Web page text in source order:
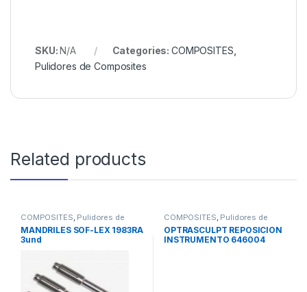
SKU:N/A Categories: COMPOSITES
Pulidores de Composites
Related products
COMPOSITES Pulidores de
MANDRILES SOF-LEX 1983RA
3und
COMPOSITES Pulidores de
OPTRASCULPT REPOSICION
INSTRUMENTO 646004